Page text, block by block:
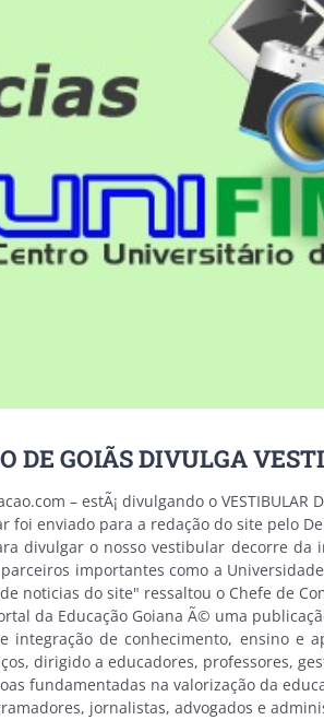
DE GOIÃS DIVULGA
– estÃ¡ divulgando o
enviado para a redação do site pelo
divulgar o nosso vestibular decorre da
importantes como a Universidade
noticias do site" ressaltou o Chefe de
da Educação Goiana Ã© uma
de conhecimento, ensino e
dirigido a educadores, professores,
fundamentadas na valorização da
jornalistas, advogados e